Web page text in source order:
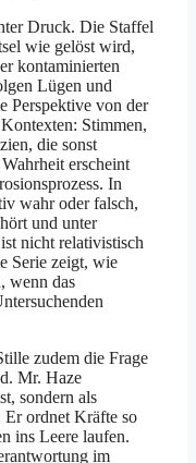
Druck. Die Staffel
wie gelöst wird,
kontaminierten
Lügen und
Perspektive von der
Stimmen,
die sonst
erscheint
In
wahr oder falsch,
und unter
nicht relativistisch
Serie zeigt, wie
wenn das
zudem die Frage
Mr. Haze
sondern als
Er ordnet Kräfte so
ins Leere laufen.
im